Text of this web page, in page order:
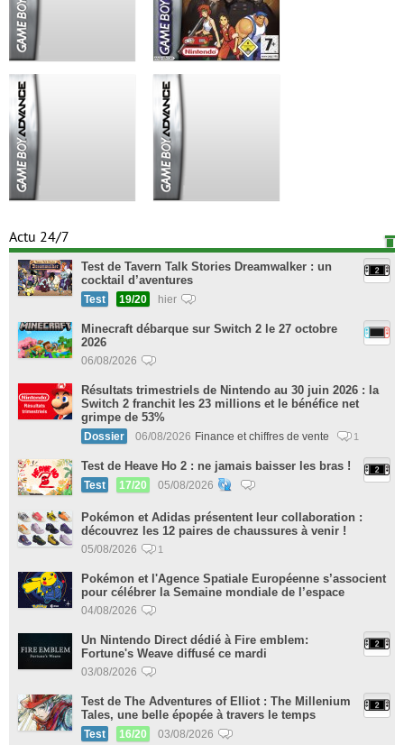
Actu 24/7
Test de Tavern Talk Stories Dreamwalker : un
cocktail d’aventures
Test 19/20 hier
Minecraft débarque sur Switch 2 le 27 octobre
2026
06/08/2026
Résultats trimestriels de Nintendo au 30 juin 2026 : la
Switch 2 franchit les 23 millions et le bénéfice net
grimpe de 53%
Dossier 06/08/2026 Finance et chiffres de vente 1
Test de Heave Ho 2 : ne jamais baisser les bras !
Test 17/20 05/08/2026
Pokémon et Adidas présentent leur collaboration :
découvrez les 12 paires de chaussures à venir !
05/08/2026 1
Pokémon et l'Agence Spatiale Européenne s’associent
pour célébrer la Semaine mondiale de l’espace
04/08/2026
Un Nintendo Direct dédié à Fire emblem:
Fortune's Weave diffusé ce mardi
03/08/2026
Test de The Adventures of Elliot : The Millenium
Tales, une belle épopée à travers le temps
Test 16/20 03/08/2026